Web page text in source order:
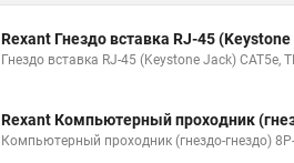
Rexant Гнездо вставка RJ-45
Гнездо вставка RJ-45 (Keystone Jack) CAT5e,
Rexant Компьютерный проходник
Компьютерный проходник (гнездо-гнездо)